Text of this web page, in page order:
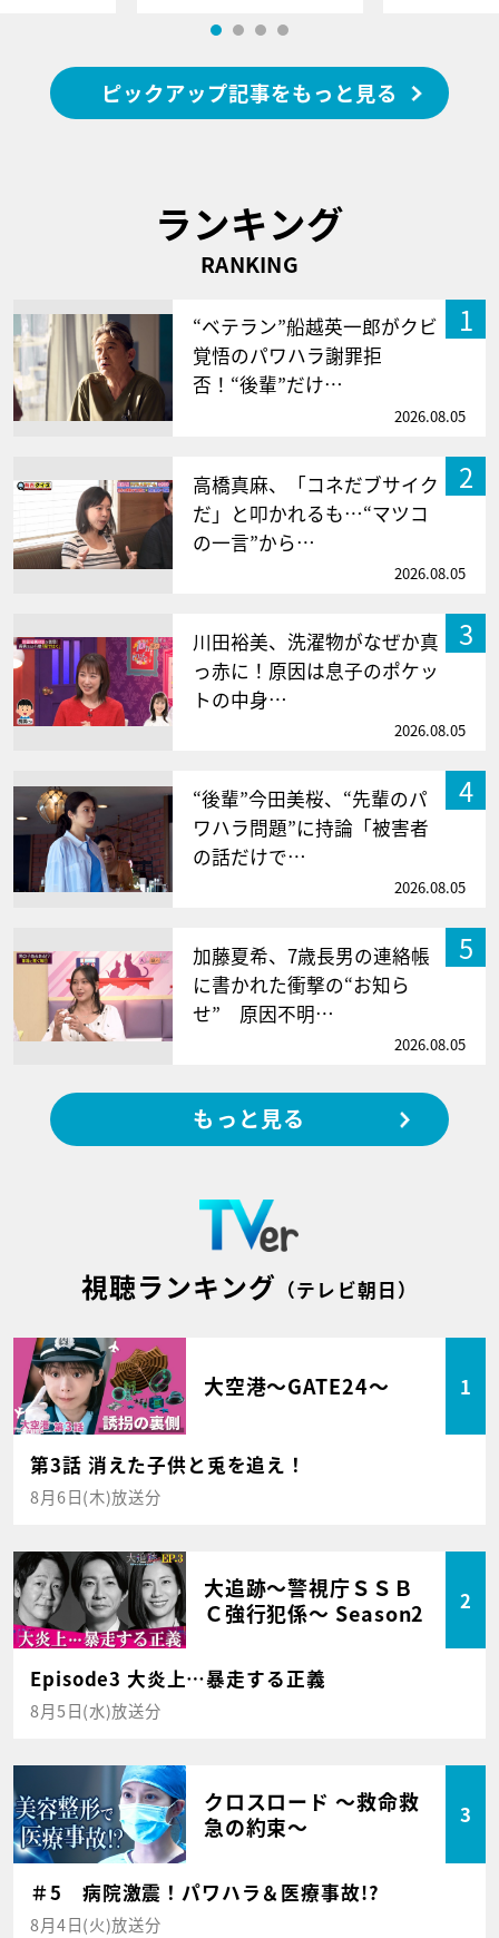
ピックアップ記事をもっと見る
ランキング
RANKING
1
“ベテラン”船越英一郎がクビ
覚悟のパワハラ謝罪拒
否！“後輩”だけ…
2026.08.05
2
高橋真麻、「コネだブサイク
だ」と叩かれるも…“マツコ
の一言”から…
2026.08.05
3
川田裕美、洗濯物がなぜか真
っ赤に！原因は息子のポケッ
トの中身…
2026.08.05
4
“後輩”今田美桜、“先輩のパ
ワハラ問題”に持論「被害者
の話だけで…
2026.08.05
5
加藤夏希、7歳長男の連絡帳
に書かれた衝撃の“お知ら
せ” 原因不明…
2026.08.05
もっと見る
視聴ランキング （テレビ朝日）
大空港～GATE24～ 1
第3話 消えた子供と兎を追え！
8月6日(木)放送分
大追跡～警視庁ＳＳＢ
Ｃ強行犯係～ Season2
2
Episode3 大炎上…暴走する正義
8月5日(水)放送分
クロスロード ～救命救
急の約束～
3
＃5 病院激震！パワハラ＆医療事故!?
8月4日(火)放送分